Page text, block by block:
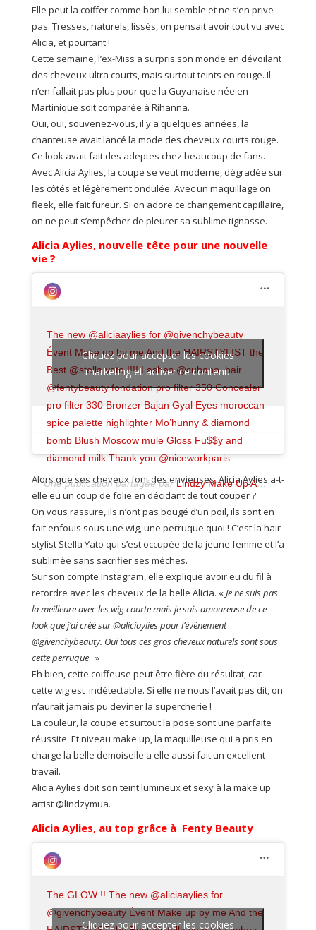
Elle peut la coiffer comme bon lui semble et ne s’en prive
pas. Tresses, naturels, lissés, on pensait avoir tout vu avec
Alicia, et pourtant !
Cette semaine, l’ex-Miss a surpris son monde en dévoilant
des cheveux ultra courts, mais surtout teints en rouge. Il
n’en fallait pas plus pour que la Guyanaise née en
Martinique soit comparée à Rihanna.
Oui, oui, souvenez-vous, il y a quelques années, la
chanteuse avait lancé la mode des cheveux courts rouge.
Ce look avait fait des adeptes chez beaucoup de fans.
Avec Alicia Aylies, la coupe se veut moderne, dégradée sur
les côtés et légèrement ondulée. Avec un maquillage on
fleek, elle fait fureur. Si on adore ce changement capillaire,
on ne peut s’empêcher de pleurer sa sublime tignasse.
Alicia Aylies, nouvelle tête pour une nouvelle
vie ?
The new @aliciaaylies for @givenchybeauty
Évent Make up by me And the HAIRSTYLIST the
Best @stella.yato !!!! Lashes @cubano_hair
@fentybeauty fondation pro filter 350 Concealer
pro filter 330 Bronzer Bajan Gyal Eyes moroccan
spice palette highlighter Mo’hunny & diamond
bomb Blush Moscow mule Gloss Fu$$y and
diamond milk Thank you @niceworkparis
Une publication partagée parLindzy Make Up ARTIST 🇫🇷
Cliquez pour accepter les cookies
marketing et activer ce contenu
Alors que ses cheveux font des envieuses, Alicia Aylies a-t-
elle eu un coup de folie en décidant de tout couper ?
On vous rassure, ils n’ont pas bougé d’un poil, ils sont en
fait enfouis sous une wig, une perruque quoi ! C’est la hair
stylist Stella Yato qui s’est occupée de la jeune femme et l’a
sublimée sans sacrifier ses mèches.
Sur son compte Instagram, elle explique avoir eu du fil à
retordre avec les cheveux de la belle Alicia. «Je ne suis pas
la meilleure avec les wig courte mais je suis amoureuse de ce
look que j’ai créé sur @aliciaylies pour l’événement
@givenchybeauty. Oui tous ces gros cheveux naturels sont sous
cette perruque. »
Eh bien, cette coiffeuse peut être fière du résultat, car
cette wig est indétectable. Si elle ne nous l’avait pas dit, on
n’aurait jamais pu deviner la supercherie !
La couleur, la coupe et surtout la pose sont une parfaite
réussite. Et niveau make up, la maquilleuse qui a pris en
charge la belle demoiselle a elle aussi fait un excellent
travail.
Alicia Aylies doit son teint lumineux et sexy à la make up
artist @lindzymua.
Alicia Aylies, au top grâce à Fenty Beauty
The GLOW !! The new @aliciaaylies for
@givenchybeauty Évent Make up by me And the
Cliquez pour accepter les cookies